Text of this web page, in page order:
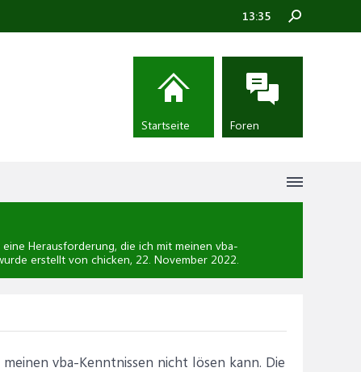
Herausforderung, die ich mit meinen vba-
erstellt von chicken, 22. November 2022.
vba-Kenntnissen nicht lösen kann. Die
13:35
Startseite Foren